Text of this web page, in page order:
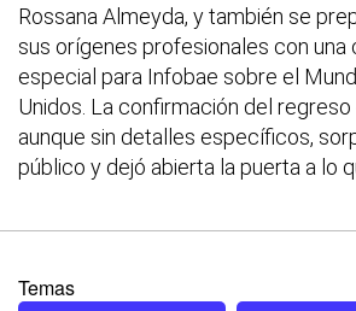
Rossana Almeyda, y también se
sus orígenes profesionales con una
especial para Infobae sobre el
Unidos. La confirmación del regreso
aunque sin detalles específicos,
público y dejó abierta la puerta a lo
Temas